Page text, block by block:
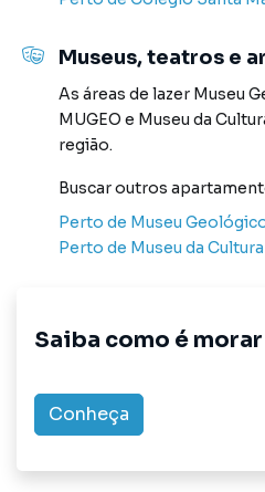
inquilinos.
Museus, teatros e
As áreas de lazer Museu
MUGEO e Museu da
região.
Buscar outros
Perto de Museu
Perto de Museu da
Saiba como é
Conheça